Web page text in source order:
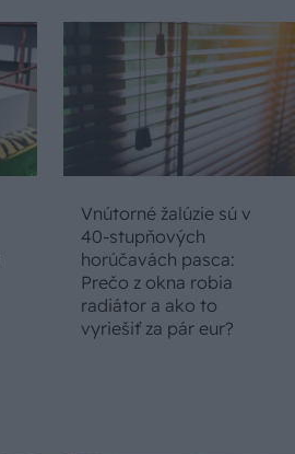
Vnútorné žalúzie sú v
40-stupňových
horúčavách pasca:
Prečo z okna robia
radiátor a ako to
vyriešiť za pár eur?